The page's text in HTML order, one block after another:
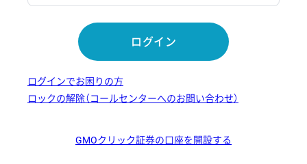
ログイン
ログインでお困りの方
ロックの解除（コールセンターへのお問い合わせ）
GMOクリック証券の口座を開設する